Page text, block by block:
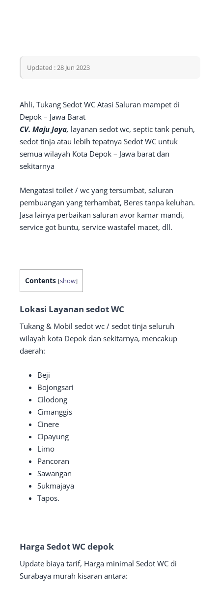
Updated : 28 Jun 2023
Ahli, Tukang Sedot WC Atasi Saluran mampet di
Depok – Jawa Barat
CV. Maju Jaya, layanan sedot wc, septic tank penuh,
sedot tinja atau lebih tepatnya Sedot WC untuk
semua wilayah Kota Depok – Jawa barat dan
sekitarnya
Mengatasi toilet / wc yang tersumbat, saluran
pembuangan yang terhambat, Beres tanpa keluhan.
Jasa lainya perbaikan saluran avor kamar mandi,
service got buntu, service wastafel macet, dll.
Contents [show]
Lokasi Layanan sedot WC
Tukang & Mobil sedot wc / sedot tinja seluruh
wilayah kota Depok dan sekitarnya, mencakup
daerah:
Beji
Bojongsari
Cilodong
Cimanggis
Cinere
Cipayung
Limo
Pancoran
Sawangan
Sukmajaya
Tapos.
Harga Sedot WC depok
Update biaya tarif, Harga minimal Sedot WC di
Surabaya murah kisaran antara: